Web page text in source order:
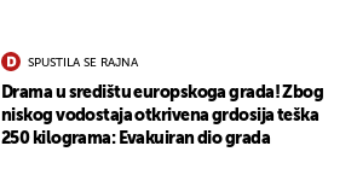
SPUSTILA SE RAJNA
Drama u središtu europskoga grada! Zbog
niskog vodostaja otkrivena grdosija teška
250 kilograma: Evakuiran dio grada